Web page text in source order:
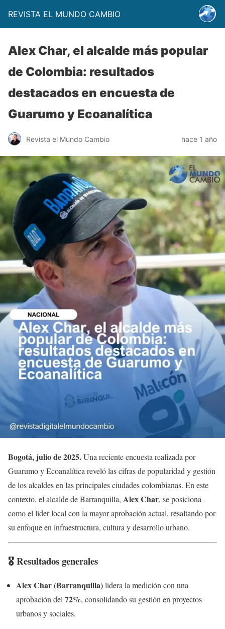
REVISTA EL MUNDO CAMBIO
Alex Char, el alcalde más popular
de Colombia: resultados
destacados en encuesta de
Guarumo y Ecoanalítica
Revista el Mundo Cambio hace 1 año
Bogotá, julio de 2025.Una reciente encuesta realizada por
Guarumo y Ecoanalítica reveló las cifras de popularidad y gestión
de los alcaldes en las principales ciudades colombianas. En este
contexto, el alcalde de Barranquilla, Alex Char, se posiciona
como el líder local con la mayor aprobación actual, resaltando por
su enfoque en infraestructura, cultura y desarrollo urbano.
🎖️ Resultados generales
Alex Char (Barranquilla)lidera la medición con una
aprobación del72%, consolidando su gestión en proyectos
urbanos y sociales.